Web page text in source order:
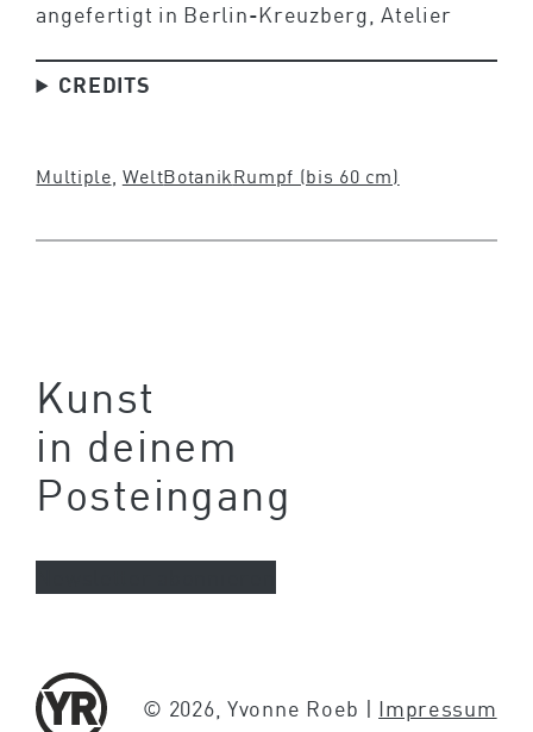
angefertigt in Berlin-Kreuzberg, Atelier
CREDITS
Multiple WeltBotanikRumpf (bis 60 cm)
Kunst
in deinem
Posteingang
© 2026, Yvonne Roeb | Impressum